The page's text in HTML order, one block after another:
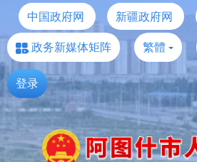
中国政府网 新疆政府网
政务新媒体矩阵
繁體
登录